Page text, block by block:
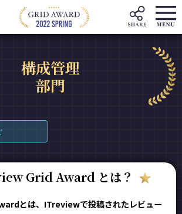
構成管理
部門
Grid Award とは？
とは、ITreviewで投稿されたレビュー